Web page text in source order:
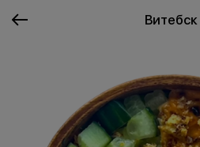
Витебск